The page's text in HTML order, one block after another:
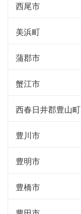
西尾市
美浜町
蒲郡市
蟹江市
西春日井郡豊山町
豊川市
豊明市
豊橋市